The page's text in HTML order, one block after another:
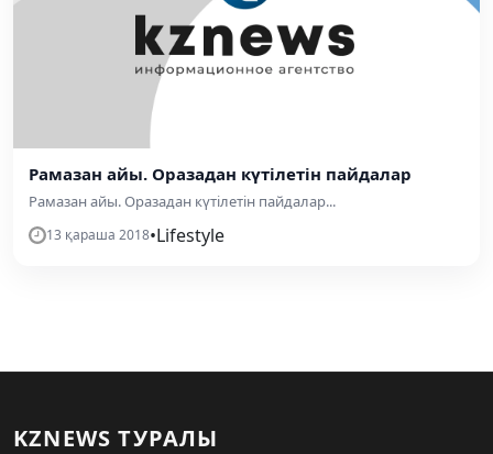
Рамазан айы. Оразадан күтілетін пайдалар
Рамазан айы. Оразадан күтілетін пайдалар...
13 қараша 2018•Lifestyle
KZNEWS ТУРАЛЫ